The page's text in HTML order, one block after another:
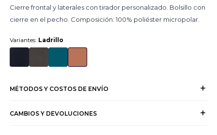
Cierre frontal y laterales con tirador personalizado. Bolsillo con
cierre en el pecho. Composición: 100% poliéster micropolar.
Variantes: Ladrillo
MÉTODOS Y COSTOS DE ENVÍO
CAMBIOS Y DEVOLUCIONES